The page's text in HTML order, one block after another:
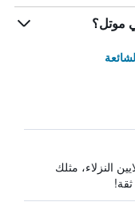
موتل؟
النزلاء، مثلك